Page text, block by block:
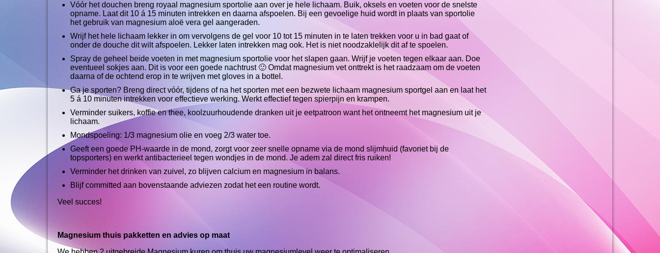
Vóór het douchen breng royaal magnesium sportolie aan over je hele lichaam. Buik, oksels en voeten voor de snelste
opname. Laat dit 10 á 15 minuten intrekken en daarna afspoelen. Bij een gevoelige huid wordt in plaats van sportolie
het gebruik van magnesium aloë vera gel aangeraden.
Wrijf het hele lichaam lekker in om vervolgens de gel voor 10 tot 15 minuten in te laten trekken voor u in bad gaat of
onder de douche dit wilt afspoelen. Lekker laten intrekken mag ook. Het is niet noodzaklelijk dit af te spoelen.
Spray de geheel beide voeten in met magnesium sportolie voor het slapen gaan. Wrijf je voeten tegen elkaar aan. Doe
eventueel sokjes aan. Dit is voor een goede nachtrust 🙂 Omdat magnesium vet onttrekt is het raadzaam om de voeten
daarna of de ochtend erop in te wrijven met gloves in a bottel.
Ga je sporten? Breng direct vóór, tijdens of na het sporten met een bezwete lichaam magnesium sportgel aan en laat het
5 á 10 minuten intrekken voor effectieve werking. Werkt effectief tegen spierpijn en krampen.
Verminder suikers, koffie en thee, koolzuurhoudende dranken uit je eetpatroon want het ontneemt het magnesium uit je
lichaam.
Mondspoeling: 1/3 magnesium olie en voeg 2/3 water toe.
Geeft een goede PH-waarde in de mond, zorgt voor zeer snelle opname via de mond slijmhuid (favoriet bij de
topsporters) en werkt antibacterieel tegen wondjes in de mond. Je adem zal direct fris ruiken!
Verminder het drinken van zuivel, zo blijven calcium en magnesium in balans.
Blijf committed aan bovenstaande adviezen zodat het een routine wordt.
Veel succes!
Magnesium thuis pakketten en advies op maat